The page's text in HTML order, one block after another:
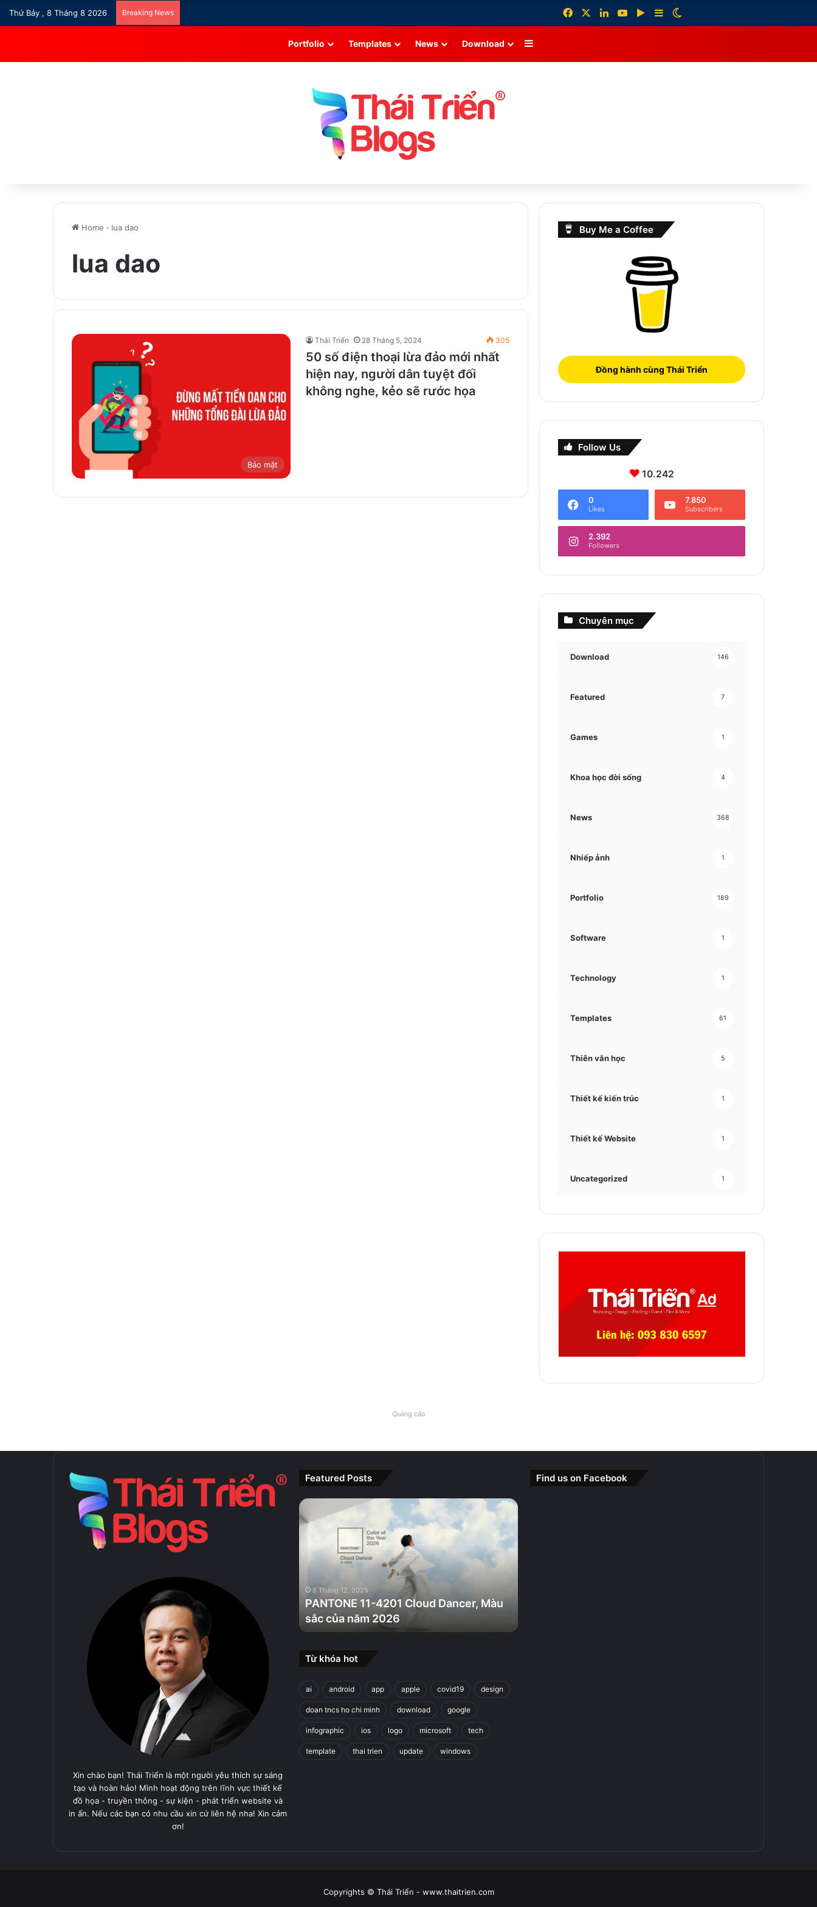
Thứ Bảy , 8 Tháng 8 2026 Breaking News FacebookLinkedInYouTubeGoogle Play
Sidebar
Portfolio Templates News Download Sidebar
Home - lua dao
lua dao
Bảo mật
Thái Triển 28 Tháng 5, 2024 305
50 số điện thoại lừa đảo mới nhất
hiện nay, người dân tuyệt đối
không nghe, kẻo sẽ rước họa
Buy Me a Coffee
Đồng hành cùng Thái Triển
Follow Us
10.242
0
Likes
7.850
Subscribers
2.392
Followers
Chuyên mục
Download 146
Featured 7
Games 1
Khoa học đời sống 4
News 368
Nhiếp ảnh 1
Portfolio 189
Software 1
Technology 1
Templates 61
Thiên văn học 5
Thiết kế kiến trúc 1
Thiết kế Website 1
Uncategorized 1
Quảng cáo
Xin chào bạn! Thái Triển là một người yêu thích sự sáng
tạo và hoàn hảo! Mình hoạt động trên lĩnh vực thiết kế
đồ họa - truyền thông - sự kiện - phát triển website và
in ấn. Nếu các bạn có nhu cầu xin cứ liên hệ nha! Xin cảm
ơn!
Featured Posts
PANTONE
11-
Màu
của
năm
2026
8 Tháng 12, 2025
PANTONE 11-4201 Cloud Dancer, Màu
sắc của năm 2026
Từ khóa hot
ai android app apple covid19 design
doan tncs ho chi minh download google
infographic ios logo microsoft tech
template thai trien update windows
Find us on Facebook
Copyrights © Thái Triển - www.thaitrien.com